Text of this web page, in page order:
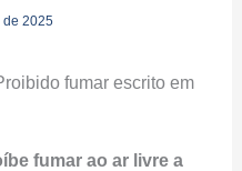
de 2025
fumar ao ar livre a